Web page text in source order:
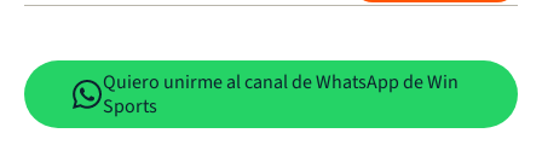
Quiero unirme al canal de WhatsApp de Win
Sports